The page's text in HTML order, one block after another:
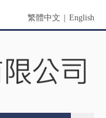
繁體中文 English